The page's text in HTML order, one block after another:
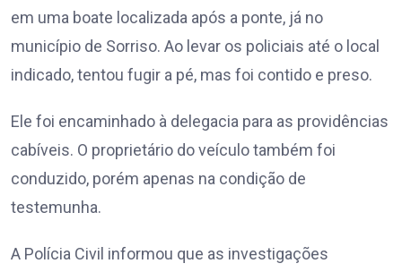
em uma boate localizada após a ponte, já no
município de Sorriso. Ao levar os policiais até o local
indicado, tentou fugir a pé, mas foi contido e preso.
Ele foi encaminhado à delegacia para as providências
cabíveis. O proprietário do veículo também foi
conduzido, porém apenas na condição de
testemunha.
A Polícia Civil informou que as investigações